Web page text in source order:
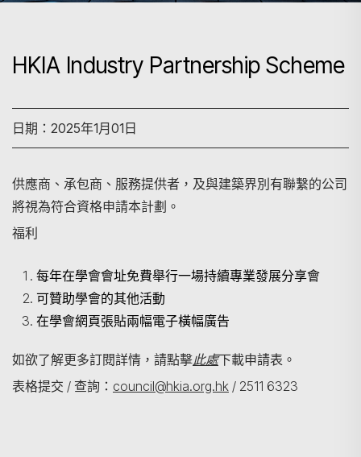
HKIA Industry Partnership Scheme
日期：2025年1月01日
供應商、承包商、服務提供者，及與建築界別有聯繫的公司
將視為符合資格申請本計劃。
福利
每年在學會會址免費舉行一場持續專業發展分享會
可贊助學會的其他活動
在學會網頁張貼兩幅電子橫幅廣告
如欲了解更多訂閱詳情，請點擊此處下載申請表。
表格提交 / 查詢： council@hkia.org.hk / 2511 6323